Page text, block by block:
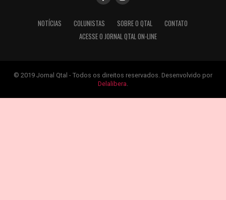
NOTÍCIAS COLUNISTAS SOBRE O QTAL
CONTATO
ACESSE O JORNAL QTAL ON-LINE
© 2019 Jornal Qtal - Todos os direitos reservados. Desenvolvido por
Delalibera.